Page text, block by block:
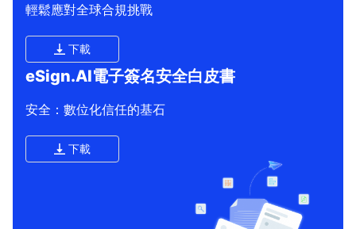
輕鬆應對全球合規挑戰
下載
eSign.AI電子簽名安全白皮書
安全：數位化信任的基石
下載